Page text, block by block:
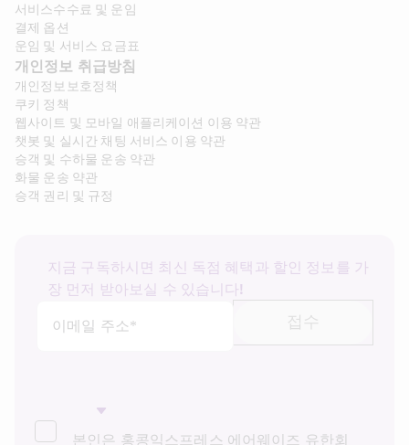
서비스수수료 및 운임
결제 옵션
운임 및 서비스 요금표
개인정보 취급방침
개인정보보호정책
쿠키 정책
웹사이트 및 모바일 애플리케이션 이용 약관
챗봇 및 실시간 채팅 서비스 이용 약관
승객 및 수하물 운송 약관
화물 운송 약관
승객 권리 및 규정
지금 구독하시면 최신 독점 혜택과 할인 정보를 가
장 먼저 받아보실 수 있습니다!
이메일 주소*
접수
본인은 홍콩익스프레스 에어웨이즈 유한회